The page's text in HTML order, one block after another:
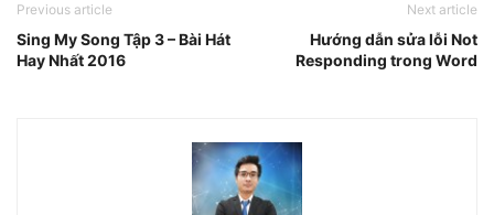
Previous article
Sing My Song Tập 3 – Bài Hát
Hay Nhất 2016
Next article
Hướng dẫn sửa lỗi Not
Responding trong Word